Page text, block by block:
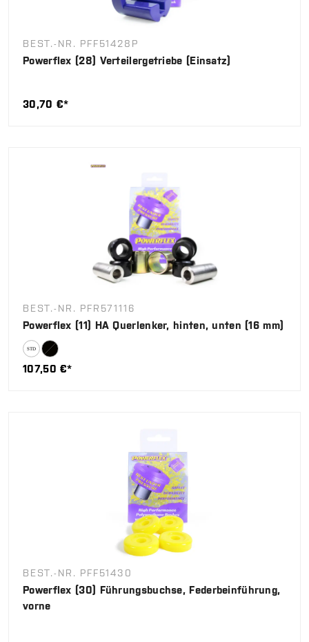
BEST.-NR. PFF51428P
Powerflex (28) Verteilergetriebe (Einsatz)
30,70 €*
BEST.-NR. PFR571116
Powerflex (11) HA Querlenker, hinten, unten (16 mm)
107,50 €*
BEST.-NR. PFF51430
Powerflex (30) Führungsbuchse, Federbeinführung,
vorne